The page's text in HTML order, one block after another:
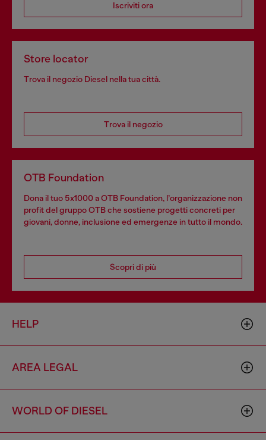
Iscriviti ora
Store locator
Trova il negozio Diesel nella tua città.
Trova il negozio
OTB Foundation
Dona il tuo 5x1000 a OTB Foundation, l’organizzazione non
profit del gruppo OTB che sostiene progetti concreti per
giovani, donne, inclusione ed emergenze in tutto il mondo.
Scopri di più
HELP
AREA LEGAL
WORLD OF DIESEL